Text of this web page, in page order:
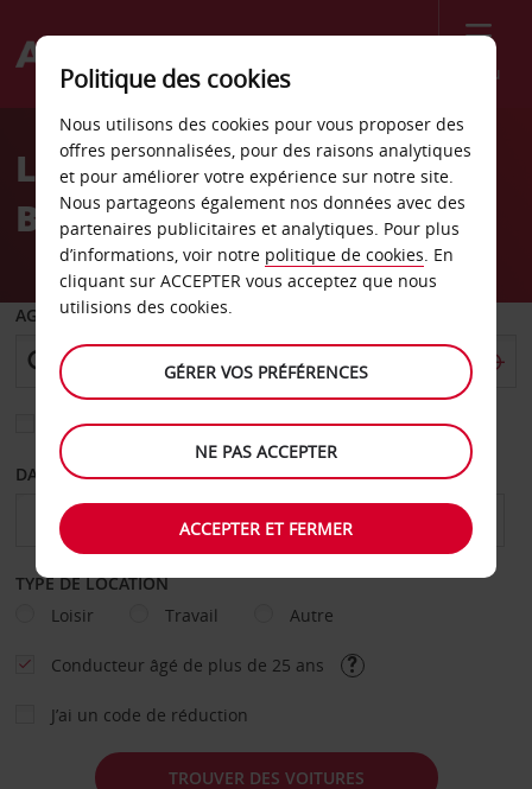
Menu
Welcome
AvisLocation de voiture
Bressanone
AGENCE DE DÉPART
Sélectionnez une autre agence de retour
DATE DE DÉPART DATE DE RETOUR
TYPE DE LOCATION
Loisir
Travail Autre
Conducteur âgé de plus de 25 ans
J’ai un code de réduction
TROUVER DES VOITURES
Politique des cookies
Nous utilisons des cookies pour vous proposer des
offres personnalisées, pour des raisons analytiques
et pour améliorer votre expérience sur notre site.
Nous partageons également nos données avec des
partenaires publicitaires et analytiques. Pour plus
d’informations, voir notre politique de cookies. En
cliquant sur ACCEPTER vous acceptez que nous
utilisions des cookies.
GÉRER VOS PRÉFÉRENCES
NE PAS ACCEPTER
ACCEPTER ET FERMER